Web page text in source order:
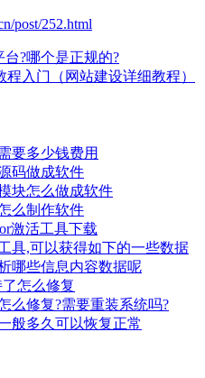
post/252.html
台?哪个是正规的?
程入门（网站建设详细教程）
要多少钱费用
码做成软件
块怎么做成软件
么制作软件
激活工具下载
具,可以获得如下的一些数据
哪些信息内容数据呢
了怎么修复
么修复?需要重装系统吗?
般多久可以恢复正常